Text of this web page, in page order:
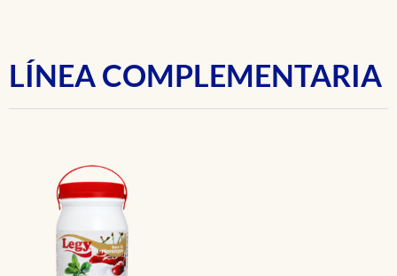
LÍNEA COMPLEMENTARIA